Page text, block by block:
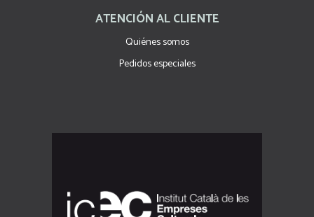
ATENCIÓN AL CLIENTE
Quiénes somos
Pedidos especiales